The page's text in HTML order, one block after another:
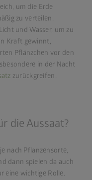
um die Erde
zu verteilen.
und Wasser, um zu
Kraft gewinnt,
Pflänzchen vor den
in der Nacht
zurückgreifen.
die Aussaat?
nach Pflanzensorte,
dann spielen da auch
eine wichtige Rolle.